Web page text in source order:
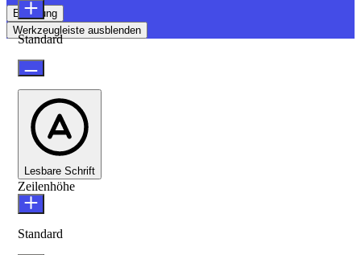
Erklärung
Werkzeugleiste ausblenden
Standard
Lesbare Schrift
Zeilenhöhe
Standard